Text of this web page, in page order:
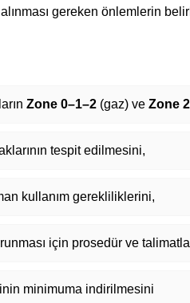
gereken önlemlerin
Zone 0–1–2 (gaz) ve Zone
tespit edilmesini,
kullanım gerekliliklerini,
için prosedür ve
minimuma indirilmesini